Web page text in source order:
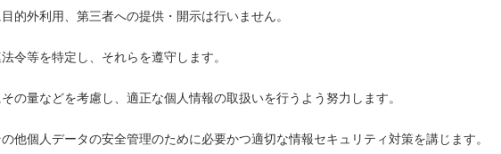
的外利用、第三者への提供・開示は行いません。
令等を特定し、それらを遵守します。
の量などを考慮し、適正な個人情報の取扱いを行うよう努力します。
他個人データの安全管理のために必要かつ適切な情報セキュリティ対策を講じます。